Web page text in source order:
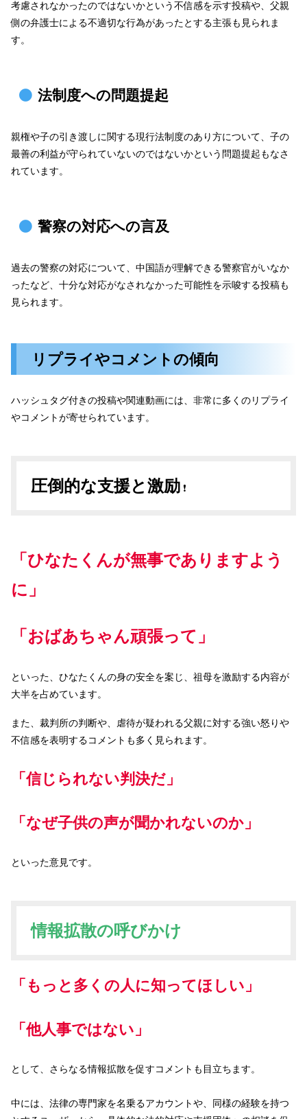
考慮されなかったのではないかという不信感を示す投稿や、父親
側の弁護士による不適切な行為があったとする主張も見られま
す。
法制度への問題提起
親権や子の引き渡しに関する現行法制度のあり方について、子の
最善の利益が守られていないのではないかという問題提起もなさ
れています。
警察の対応への言及
過去の警察の対応について、中国語が理解できる警察官がいなか
ったなど、十分な対応がなされなかった可能性を示唆する投稿も
見られます。
リプライやコメントの傾向
ハッシュタグ付きの投稿や関連動画には、非常に多くのリプライ
やコメントが寄せられています。
圧倒的な支援と激励 ❗️
「ひなたくんが無事でありますよう
に」
「おばあちゃん頑張って」
といった、ひなたくんの身の安全を案じ、祖母を激励する内容が
大半を占めています。
また、裁判所の判断や、虐待が疑われる父親に対する強い怒りや
不信感を表明するコメントも多く見られます。
「信じられない判決だ」
「なぜ子供の声が聞かれないのか」
といった意見です。
情報拡散の呼びかけ
「もっと多くの人に知ってほしい」
「他人事ではない」
として、さらなる情報拡散を促すコメントも目立ちます。
中には、法律の専門家を名乗るアカウントや、同様の経験を持つ